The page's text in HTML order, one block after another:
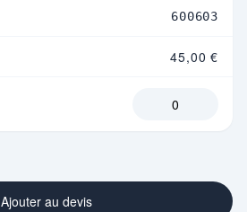
600603
45,00 €
Ajouter au devis